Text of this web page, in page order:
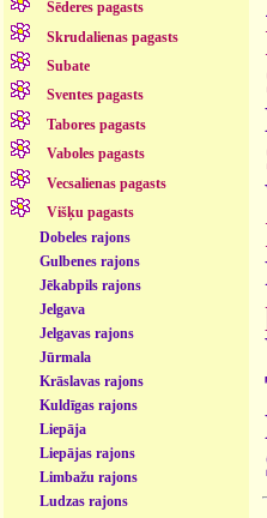
Šēderes pagasts
Skrudalienas pagasts
Subate
Sventes pagasts
Tabores pagasts
Vaboles pagasts
Vecsalienas pagasts
Višķu pagasts
Dobeles rajons
Gulbenes rajons
Jēkabpils rajons
Jelgava
Jelgavas rajons
Jūrmala
Krāslavas rajons
Kuldīgas rajons
Liepāja
Liepājas rajons
Limbažu rajons
Ludzas rajons